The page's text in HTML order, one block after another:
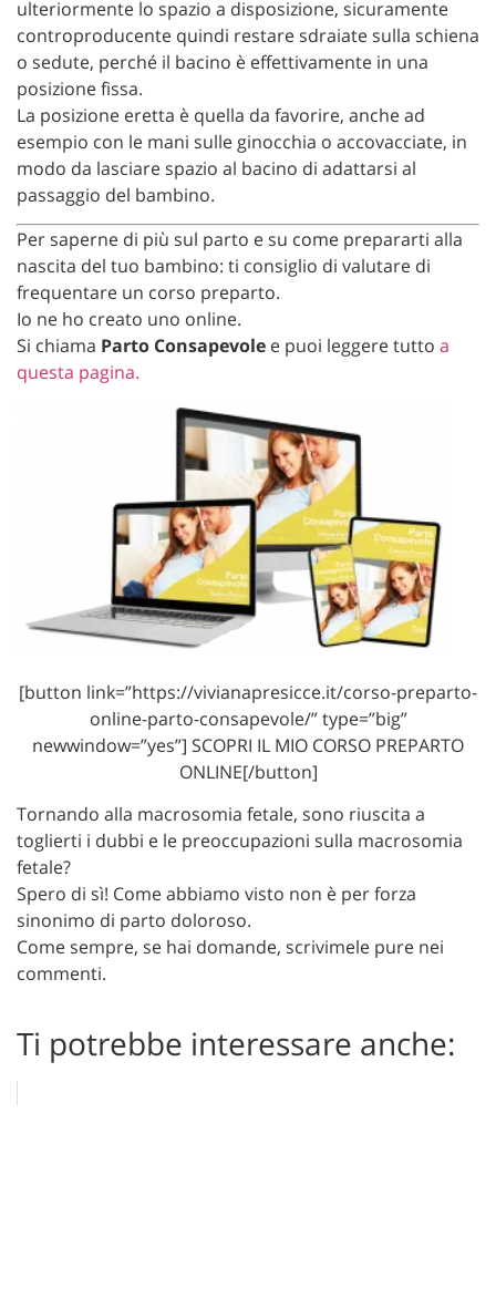
ulteriormente lo spazio a disposizione, sicuramente
controproducente quindi restare sdraiate sulla schiena
o sedute, perché il bacino è effettivamente in una
posizione fissa.
La posizione eretta è quella da favorire, anche ad
esempio con le mani sulle ginocchia o accovacciate, in
modo da lasciare spazio al bacino di adattarsi al
passaggio del bambino.
Per saperne di più sul parto e su come prepararti alla
nascita del tuo bambino: ti consiglio di valutare di
frequentare un corso preparto.
Io ne ho creato uno online.
Si chiama Parto Consapevole e puoi leggere tutto a
questa pagina.
[button link=”https://vivianapresicce.it/corso-preparto-
online-parto-consapevole/” type=”big”
newwindow=”yes”] SCOPRI IL MIO CORSO PREPARTO
ONLINE[/button]
Tornando alla macrosomia fetale, sono riuscita a
toglierti i dubbi e le preoccupazioni sulla macrosomia
fetale?
Spero di sì! Come abbiamo visto non è per forza
sinonimo di parto doloroso.
Come sempre, se hai domande, scrivimele pure nei
commenti.
Ti potrebbe interessare anche: